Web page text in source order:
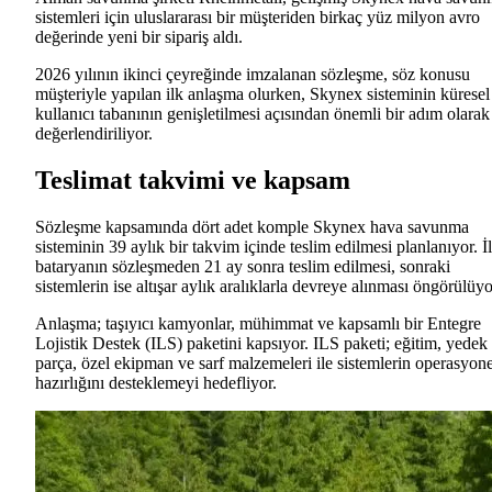
sistemleri için uluslararası bir müşteriden birkaç yüz milyon avro
değerinde yeni bir sipariş aldı.
2026 yılının ikinci çeyreğinde imzalanan sözleşme, söz konusu
müşteriyle yapılan ilk anlaşma olurken, Skynex sisteminin küresel
kullanıcı tabanının genişletilmesi açısından önemli bir adım olarak
değerlendiriliyor.
Teslimat takvimi ve kapsam
Sözleşme kapsamında dört adet komple Skynex hava savunma
sisteminin 39 aylık bir takvim içinde teslim edilmesi planlanıyor.
bataryanın sözleşmeden 21 ay sonra teslim edilmesi, sonraki
sistemlerin ise altışar aylık aralıklarla devreye alınması
Anlaşma; taşıyıcı kamyonlar, mühimmat ve kapsamlı bir Entegre
Lojistik Destek (ILS) paketini kapsıyor. ILS paketi; eğitim, yedek
parça, özel ekipman ve sarf malzemeleri ile sistemlerin
hazırlığını desteklemeyi hedefliyor.